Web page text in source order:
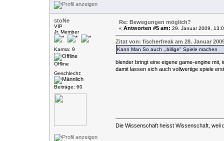
stoNe
VIP
Jr. Member
Karma: 9
Offline
Geschlecht:
Beiträge: 60
Re: Bewegungen möglich?
« Antworten #5 am: 29. Januar 2009,
Zitat von: fischerfreak am 28. Januar
Kann Man So auch ,,billige" Spiele machen
blender bringt eine eigene game-engine mit,
damit lassen sich auch vollwertige spiele
Die Wissenschaft heisst Wissenschaft, weil